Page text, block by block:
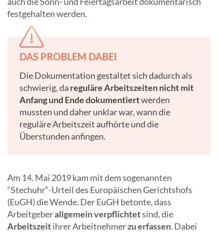
festgehalten werden.
DAS PROBLEM DABEI
Die Dokumentation gestaltet sich dadurch als
schwierig, da reguläre Arbeitszeiten nicht mit
Anfang und Ende dokumentiertwerden
mussten und daher unklar war, wann die
reguläre Arbeitszeit aufhörte und die
Überstunden anfingen.
Am 14. Mai 2019 kam mit dem sogenannten
“Stechuhr“-Urteil des Europäischen Gerichtshofs
(EuGH) die Wende. Der EuGH betonte, dass
Arbeitgeberallgemein verpflichtetsind, die
Arbeitszeitihrer Arbeitnehmerzu erfassen. Dabei